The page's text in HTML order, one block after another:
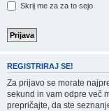
Skrij me za za to sejo
REGISTRIRAJ SE!
Za prijavo se morate
sekund in vam odpre več
prepričajte, da ste